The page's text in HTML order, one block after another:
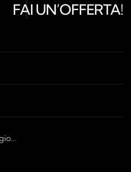
FAI UN’OFFERTA!